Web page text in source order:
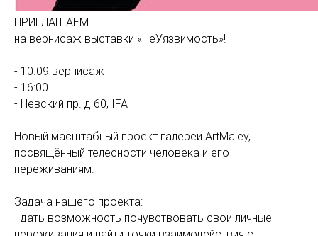
ПРИГЛАШАЕМ
на вернисаж выставки «НеУязвимость»!
- 10.09 вернисаж
- 16:00
- Невский пр. д 60, IFA
Новый масштабный проект галереи ArtMaley,
посвящённый телесности человека и его
переживаниям.
Задача нашего проекта:
- дать возможность почувствовать свои личные